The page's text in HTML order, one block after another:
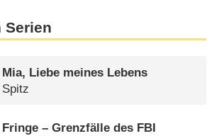
Serien
Mia, Liebe meines Lebens
Spitz
Fringe – Grenzfälle des FBI